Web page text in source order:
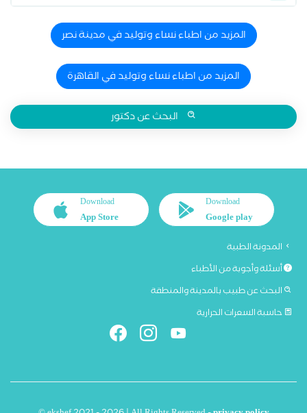
المزيد من اطباء نساء وتوليد في مدينة نصر
المزيد من اطباء نساء وتوليد في القاهرة
البحث عن دكتور
Download
Google play
Download
App Store
المدونة الطبية
أسئلة وأجوبة من الأطباء
البحث عن طبيب بالمدينة والمنطقة
حاسبة السعرات الحرارية